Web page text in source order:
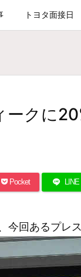
トヨタ面接日
クに
Pocket LINE
回あるプレ